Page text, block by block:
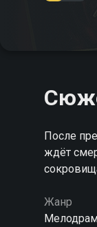
После
ждёт
Жанр